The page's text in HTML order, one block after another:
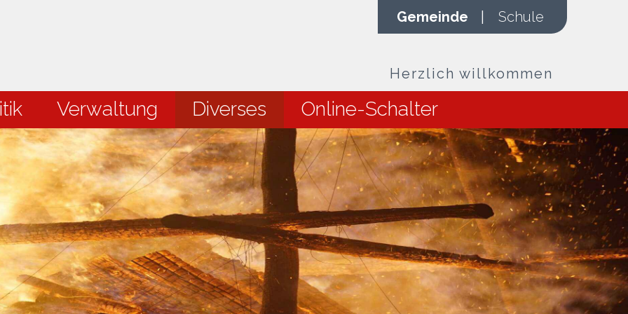
Gemeinde Schule
Herzlich willkommen
Verwaltung Diverses Online-Schalter